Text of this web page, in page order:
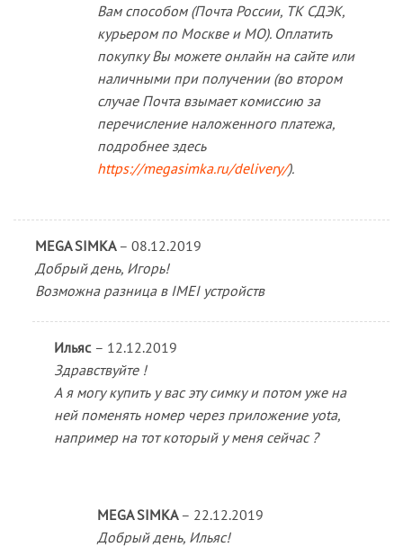
Вам способом (Почта России, ТК СДЭК,
курьером по Москве и МО). Оплатить
покупку Вы можете онлайн на сайте или
наличными при получении (во втором
случае Почта взымает комиссию за
перечисление наложенного платежа,
подробнее здесь
https://megasimka.ru/delivery/).
MEGA SIMKA – 08.12.2019
Добрый день, Игорь!
Возможна разница в IMEI устройств
Ильяс – 12.12.2019
Здравствуйте !
А я могу купить у вас эту симку и потом уже на
ней поменять номер через приложение yota,
например на тот который у меня сейчас ?
MEGA SIMKA – 22.12.2019
Добрый день, Ильяс!